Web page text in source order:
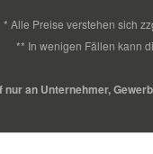
* Alle Preise verstehen sich
** In wenigen Fällen kann
nur an Unternehmer,